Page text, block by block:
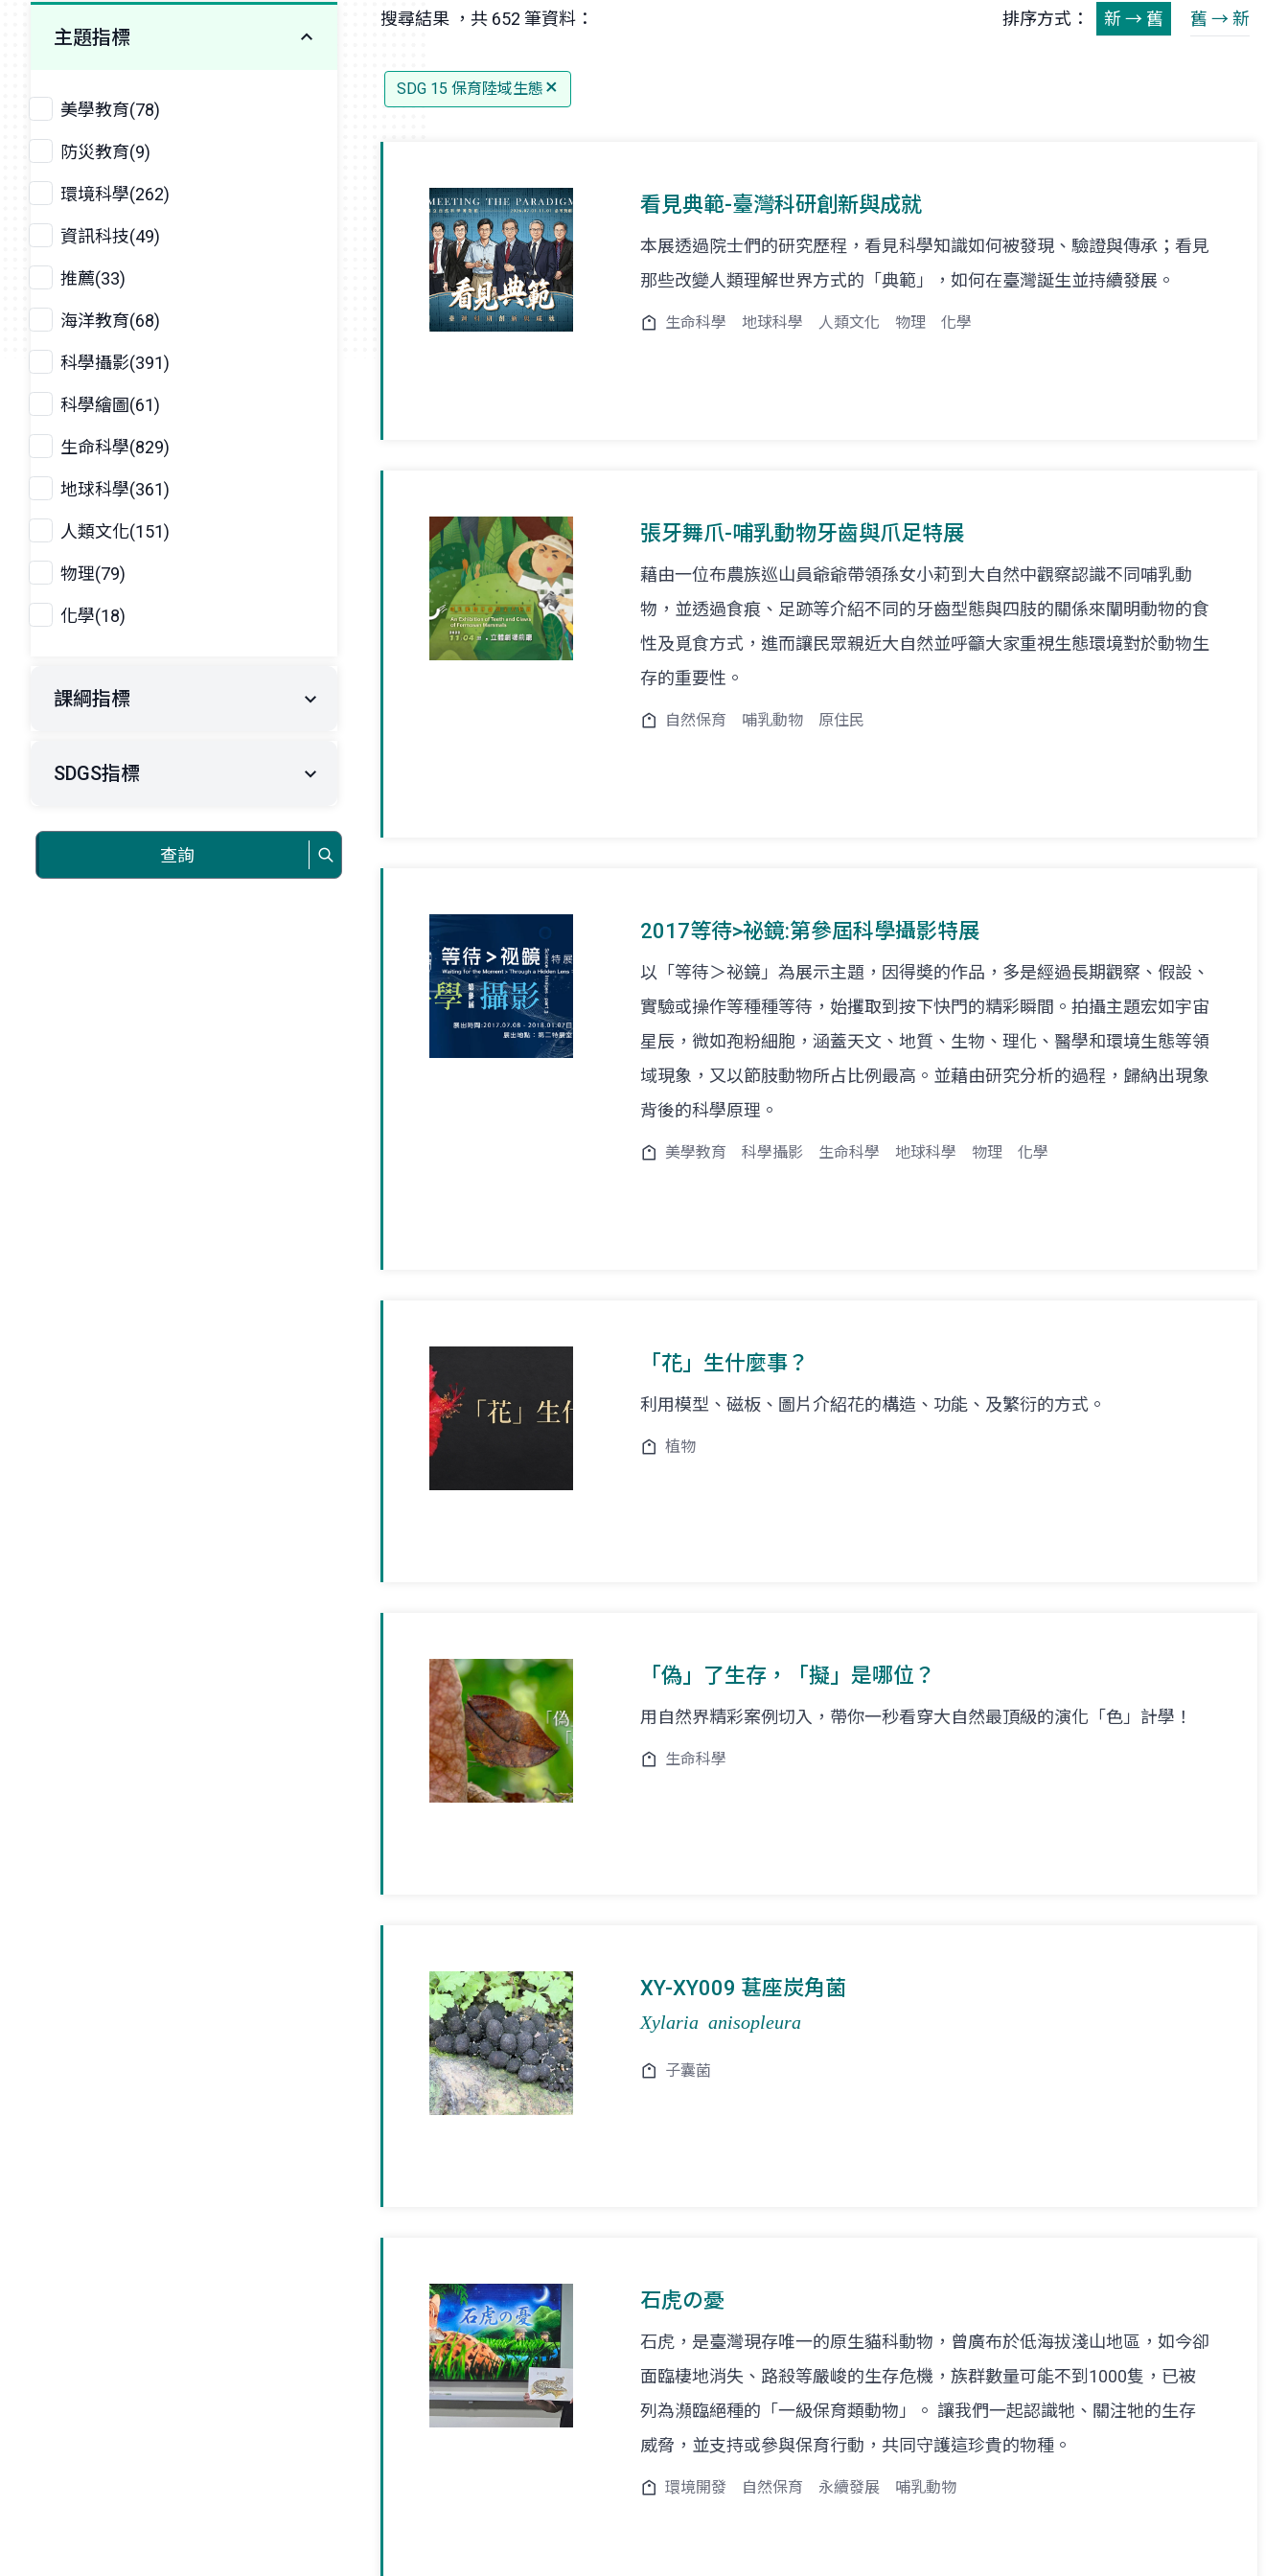
主題指標
美學教育(78)
防災教育(9)
環境科學(262)
資訊科技(49)
推薦(33)
海洋教育(68)
科學攝影(391)
科學繪圖(61)
生命科學(829)
地球科學(361)
人類文化(151)
物理(79)
化學(18)
課綱指標
SDGS指標
查詢
搜尋結果 ，共 652 筆資料： 排序方式： 新 → 舊 舊 → 新
SDG 15 保育陸域生態
看見典範-臺灣科研創新與成就
本展透過院士們的研究歷程，看見科學知識如何被發現、驗證與傳承；看見
那些改變人類理解世界方式的「典範」，如何在臺灣誕生並持續發展。
生命科學 地球科學 人類文化 物理 化學
張牙舞爪-哺乳動物牙齒與爪足特展
藉由一位布農族巡山員爺爺帶領孫女小莉到大自然中觀察認識不同哺乳動
物，並透過食痕、足跡等介紹不同的牙齒型態與四肢的關係來闡明動物的食
性及覓食方式，進而讓民眾親近大自然並呼籲大家重視生態環境對於動物生
存的重要性。
自然保育 哺乳動物 原住民
2017等待>祕鏡:第參屆科學攝影特展
以「等待＞祕鏡」為展示主題，因得奬的作品，多是經過長期觀察、假設、
實驗或操作等種種等待，始攫取到按下快門的精彩瞬間。拍攝主題宏如宇宙
星辰，微如孢粉細胞，涵蓋天文、地質、生物、理化、醫學和環境生態等領
域現象，又以節肢動物所占比例最高。並藉由研究分析的過程，歸納出現象
背後的科學原理。
美學教育 科學攝影 生命科學 地球科學 物理 化學
「花」生什麼事？
利用模型、磁板、圖片介紹花的構造、功能、及繁衍的方式。
植物
「偽」了生存，「擬」是哪位？
用自然界精彩案例切入，帶你一秒看穿大自然最頂級的演化「色」計學！
生命科學
XY-XY009 葚座炭角菌
Xylaria anisopleura
子囊菌
石虎の憂
石虎，是臺灣現存唯一的原生貓科動物，曾廣布於低海拔淺山地區，如今卻
面臨棲地消失、路殺等嚴峻的生存危機，族群數量可能不到1000隻，已被
列為瀕臨絕種的「一級保育類動物」。 讓我們一起認識牠、關注牠的生存
威脅，並支持或參與保育行動，共同守護這珍貴的物種。
環境開發 自然保育 永續發展 哺乳動物